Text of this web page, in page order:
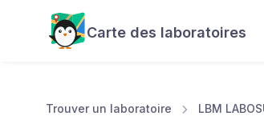
Carte des laboratoires
Trouver un laboratoire LBM